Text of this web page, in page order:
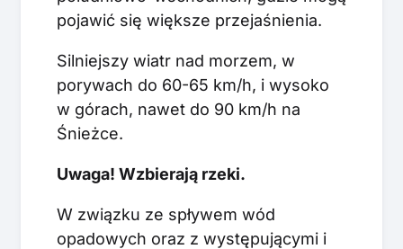
pojawić się większe przejaśnienia.
Silniejszy wiatr nad morzem, w
porywach do 60-65 km/h, i wysoko
w górach, nawet do 90 km/h na
Śnieżce.
Uwaga! Wzbierają rzeki.
W związku ze spływem wód
opadowych oraz z występującymi i